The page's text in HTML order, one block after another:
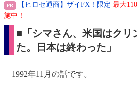
【ヒロセ通商】ザイFX！限定 最大
施中！
■「シマさん、米国はクリ
た。日本は終わった」
1992年11月の話です。